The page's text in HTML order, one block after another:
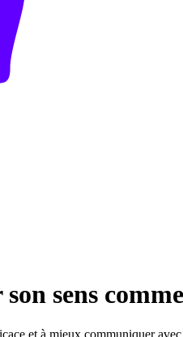
son sens
et à mieux communiquer